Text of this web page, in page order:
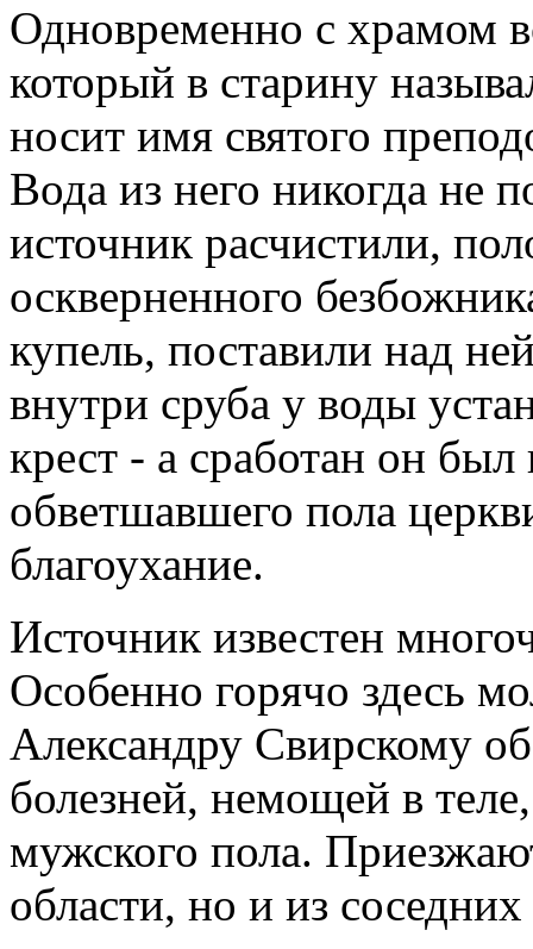
Одновременно с храмом
который в старину
носит имя святого
Вода из него никогда не
источник расчистили,
оскверненного
купель, поставили над
внутри сруба у воды
крест - а сработан он был
обветшавшего пола
благоухание.
Источник известен
Особенно горячо здесь
Александру Свирскому
болезней, немощей в
мужского пола.
области, но и из